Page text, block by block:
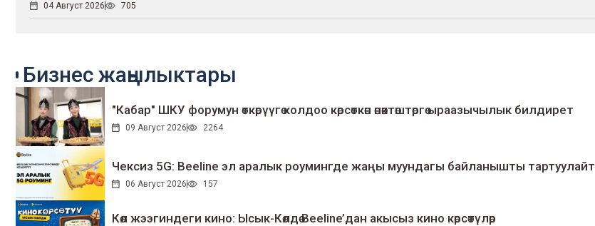
04 Август 2026 705
Бизнес жаңылыктары
"Кабар" ШКУ форумун өткөрүүгө колдоо көрсөткөн өнөктөштөргө ыраазычылык билдирет
09 Август 2026 2264
Чексиз 5G: Beeline эл аралык роумингде жаңы муундагы байланышты тартуулайт
06 Август 2026 157
Көл жээгиндеги кино: Ысык-Көлдө Beeline’дан акысыз кино көрсөтүлөр